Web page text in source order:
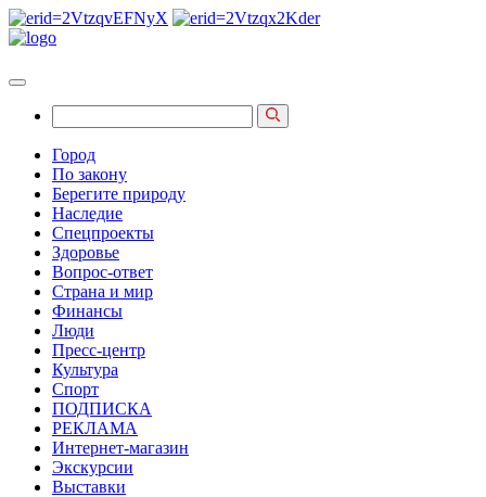
Город
По закону
Берегите природу
Наследие
Спецпроекты
Здоровье
Вопрос-ответ
Страна и мир
Финансы
Люди
Пресс-центр
Культура
Спорт
ПОДПИСКА
РЕКЛАМА
Интернет-магазин
Экскурсии
Выставки